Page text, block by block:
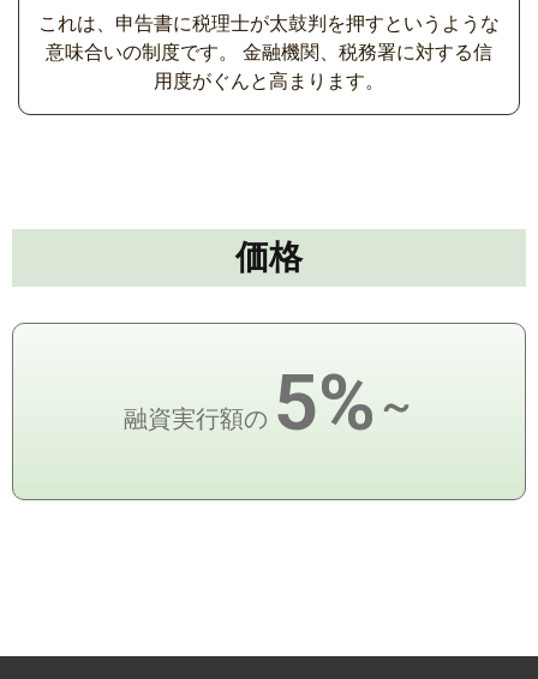
これは、申告書に税理士が太鼓判を押すというような
意味合いの制度です。 金融機関、税務署に対する信
用度がぐんと高まります。
価格
融資実行額の 5% ～